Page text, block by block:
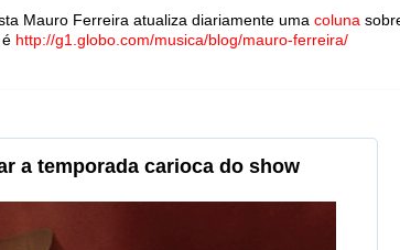
Mauro Ferreira atualiza diariamente uma coluna
http://g1.globo.com/musica/blog/mauro-ferreira/
a temporada carioca do show